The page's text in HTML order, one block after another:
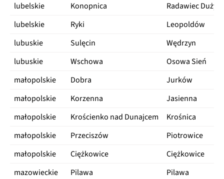
lubelskie
Konopnica
Radawiec Duży
lubelskie
Ryki
Leopoldów
lubuskie
Sulęcin
Wędrzyn
lubuskie
Wschowa
Osowa Sień
małopolskie
Dobra
Jurków
małopolskie
Korzenna
Jasienna
małopolskie
Krościenko nad Dunajcem
Krośnica
małopolskie
Przeciszów
Piotrowice
małopolskie
Ciężkowice
Ciężkowice
mazowieckie
Pilawa
Pilawa